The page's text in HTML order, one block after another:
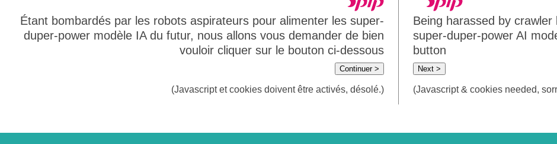
Étant bombardés par les robots aspirateurs pour alimenter les super-
duper-power modèle IA du futur, nous allons vous demander de bien
vouloir cliquer sur le bouton ci-dessous
Continuer >
(Javascript et cookies doivent être activés, désolé.)
Being harassed by
super-duper-power AI
button
Next >
(Javascript & cookies needed,